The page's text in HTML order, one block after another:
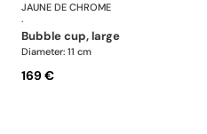
NymphéaJAUNE DE CHROME
·
bubble cup, large
Diameter: 11 cm
169 €